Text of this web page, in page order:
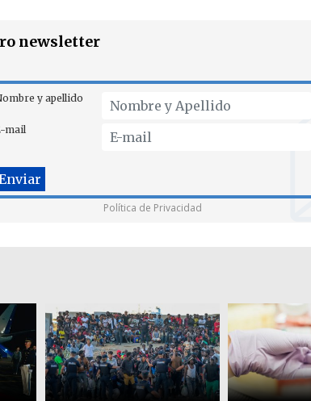
newsletter
y apellido
mail
Política de Privacidad